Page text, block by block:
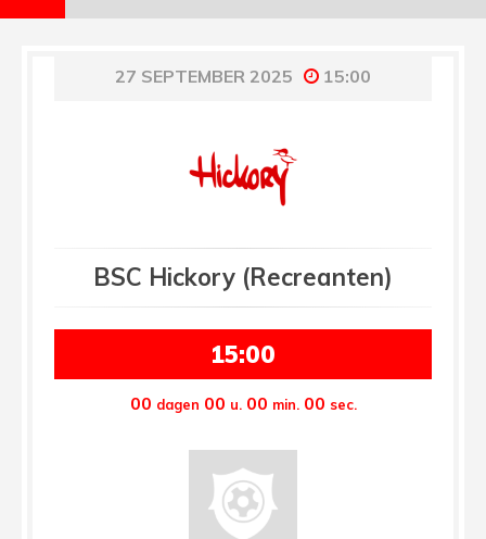
27 SEPTEMBER 2025 15:00
BSC Hickory (Recreanten)
15:00
00 dagen 00 u. 00 min. 00 sec.